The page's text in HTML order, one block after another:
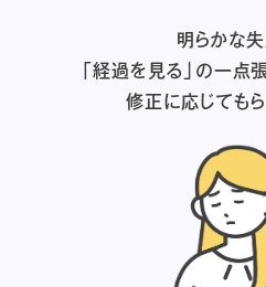
明らかな
「経過を見る」の一点
修正に応じても